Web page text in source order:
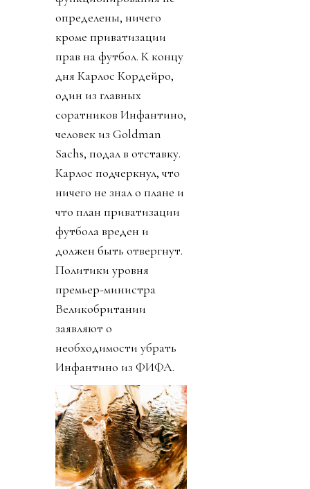
определены, ничего
кроме приватизации
прав на футбол. К концу
дня Карлос Кордейро,
один из главных
соратников Инфантино,
человек из Goldman
Sachs, подал в отставку.
Карлос подчеркнул, что
ничего не знал о плане и
что план приватизации
футбола вреден и
должен быть отвергнут.
Политики уровня
премьер-министра
Великобритании
заявляют о
необходимости убрать
Инфантино из ФИФА.